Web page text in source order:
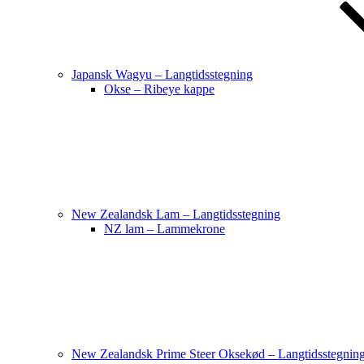
Japansk Wagyu – Langtidsstegning
Okse – Ribeye kappe
New Zealandsk Lam – Langtidsstegning
NZ lam – Lammekrone
New Zealandsk Prime Steer Oksekød –